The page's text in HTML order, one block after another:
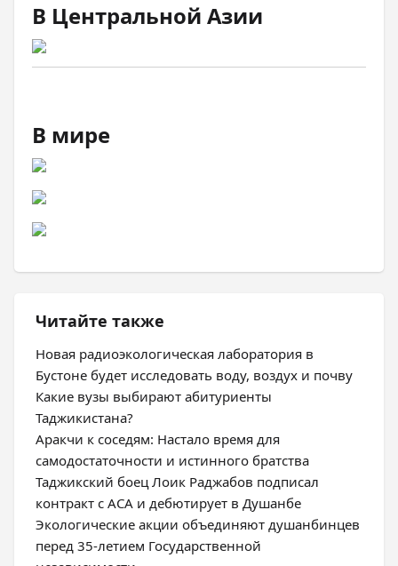
В Центральной Азии
В мире
Читайте также
Новая радиоэкологическая лаборатория в
Бустоне будет исследовать воду, воздух и почву
Какие вузы выбирают абитуриенты
Таджикистана?
Аракчи к соседям: Настало время для
самодостаточности и истинного братства
Таджикский боец Лоик Раджабов подписал
контракт с ACA и дебютирует в Душанбе
Экологические акции объединяют душанбинцев
перед 35-летием Государственной